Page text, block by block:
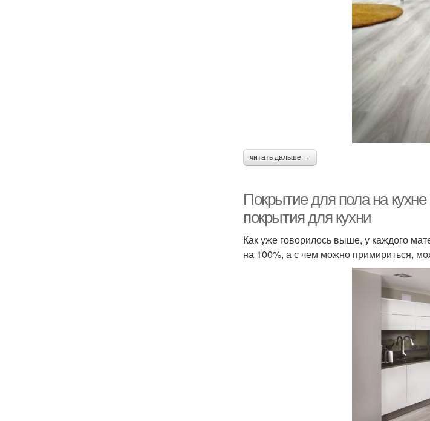
читать дальше →
Покрытие для пола на
покрытия для кухни
Как уже говорилось выше, у каждого
на 100%, а с чем можно примириться,